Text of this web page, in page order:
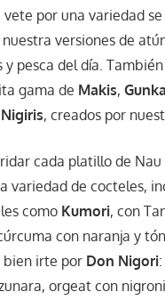
vete por una variedad se
versiones de
y pesca del día.
gama de Makis,
Nigiris, creados por
cada platillo de
variedad de cocteles,
como Kumori, con
con naranja y
bien irte por Don Nigori:
orgeat con